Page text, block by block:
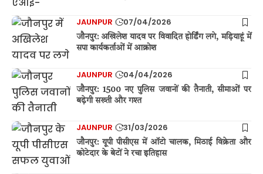
JAUNPUR 07/04/2026
जौनपुर: अखिलेश यादव पर विवादित होर्डिंग लगे, मड़ियाहूं में
सपा कार्यकर्ताओं में आक्रोश
JAUNPUR 04/04/2026
जौनपुर: 1500 नए पुलिस जवानों की तैनाती, सीमाओं पर
बढ़ेगी सख्ती और गश्त
JAUNPUR 31/03/2026
जौनपुर: यूपी पीसीएस में ऑटो चालक, मिठाई विक्रेता और
कोटेदार के बेटों ने रचा इतिहास